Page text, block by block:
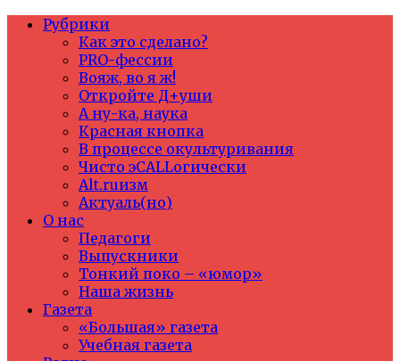
Рубрики
Как это сделано?
PRO-фессии
Вояж, во я ж!
Откройте Д+уши
А ну-ка, наука
Красная кнопка
В процессе окультуривания
Чисто эCALLогически
Alt.ruизм
Актуаль(но)
О нас
Педагоги
Выпускники
Тонкий поко – «юмор»
Наша жизнь
Газета
«Большая» газета
Учебная газета